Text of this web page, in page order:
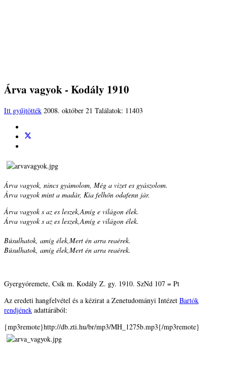
Árva vagyok - Kodály 1910
Itt gyűjtötték 2008. október 21 Találatok: 11403
Árva vagyok, nincs gyámolom, Még a vizet es gyászolom.
Árva vagyok mint a madár, Kia felhőn odafenn jár.
Árva vagyok s az es leszek,Amíg e világon élek.
Árva vagyok s az es leszek,Amíg e világon élek.
Búsulhatok, amíg élek,Mert én arra reaérek.
Búsulhatok, amíg élek,Mert én arra reaérek.
Gyergyóremete, Csík m. Kodály Z. gy. 1910. SzNd 107 = Pt
Az eredeti hangfelvétel és a kézirat a Zenetudományi Intézet Bartók
rendjének adattárából:
{mp3remote}http://db.zti.hu/br/mp3/MH_1275b.mp3{/mp3remote}